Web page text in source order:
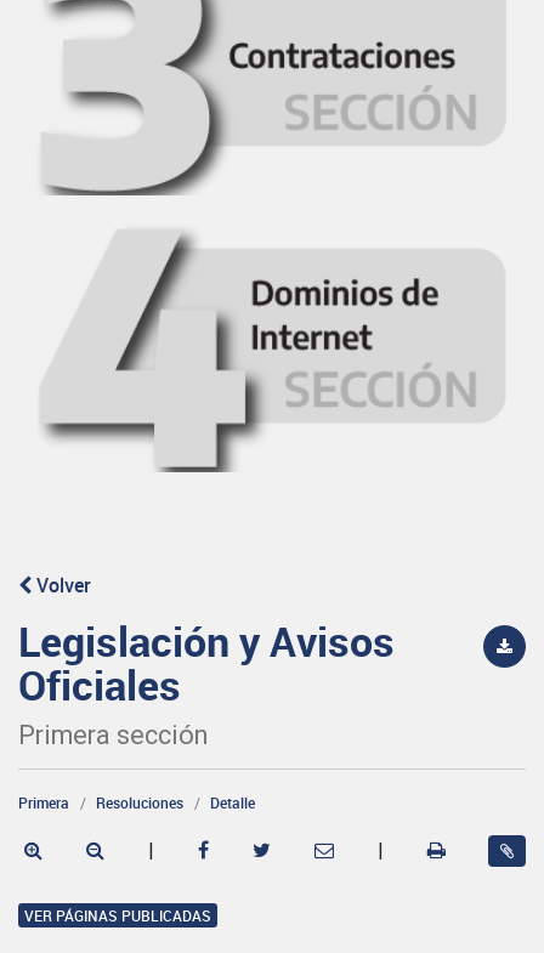
Volver
Legislación y Avisos
Oficiales
Primera sección
Primera Resoluciones Detalle
| |
VER PÁGINAS PUBLICADAS